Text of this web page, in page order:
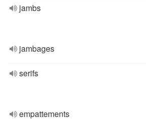
jambs
jambages
serifs
empattements